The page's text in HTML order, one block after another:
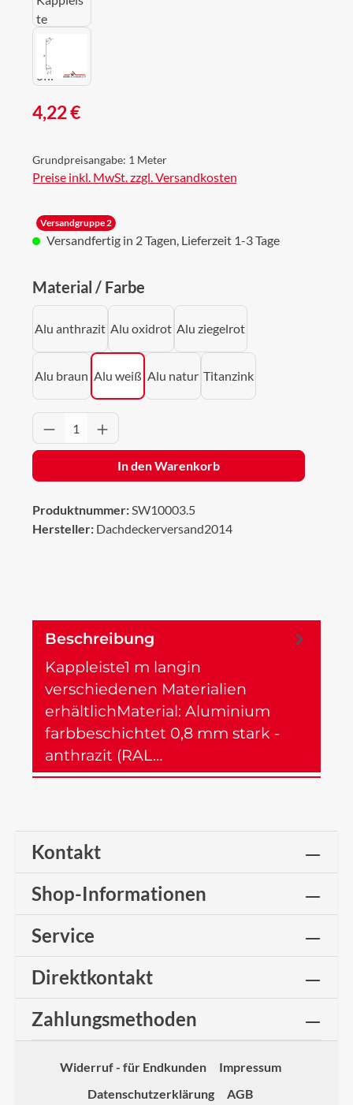
Regulärer Preis:
4,22 €
Grundpreisangabe: 1 Meter
Preise inkl. MwSt. zzgl. Versandkosten
Versandgruppe 2
Versandfertig in 2 Tagen, Lieferzeit 1-3 Tage
Material / Farbe
Alu anthrazit Alu oxidrot Alu ziegelrot
Alu braun Alu weiß Alu natur Titanzink
Produkt Anzahl: Gib den gewünschten
In den Warenkorb
Produktnummer:SW10003.5
Hersteller: Dachdeckerversand2014
Beschreibung
Kappleiste1 m langin
verschiedenen Materialien
erhältlichMaterial: Aluminium
farbbeschichtet 0,8 mm stark -
anthrazit (RAL…
Kontakt
Shop-Informationen
Service
Direktkontakt
Zahlungsmethoden
Widerruf - für Endkunden
Impressum
Datenschutzerklärung
AGB